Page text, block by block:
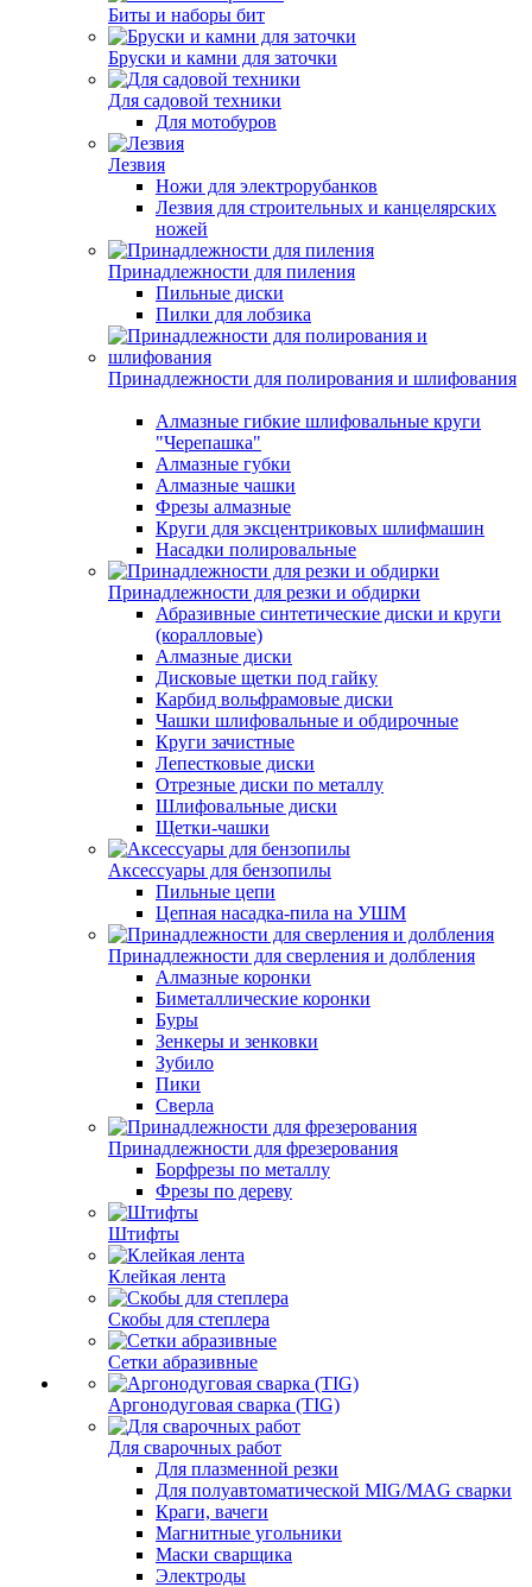
Биты и наборы бит
Бруски и камни для заточки
Для садовой техники
Для мотобуров
Лезвия
Ножи для электрорубанков
Лезвия для строительных и канцелярских
ножей
Принадлежности для пиления
Пильные диски
Пилки для лобзика
Принадлежности для полирования и шлифования
Алмазные гибкие шлифовальные круги
"Черепашка"
Алмазные губки
Алмазные чашки
Фрезы алмазные
Круги для эксцентриковых шлифмашин
Насадки полировальные
Принадлежности для резки и обдирки
Абразивные синтетические диски и круги
(коралловые)
Алмазные диски
Дисковые щетки под гайку
Карбид вольфрамовые диски
Чашки шлифовальные и обдирочные
Круги зачистные
Лепестковые диски
Отрезные диски по металлу
Шлифовальные диски
Щетки-чашки
Аксессуары для бензопилы
Пильные цепи
Цепная насадка-пила на УШМ
Принадлежности для сверления и долбления
Алмазные коронки
Биметаллические коронки
Буры
Зенкеры и зенковки
Зубило
Пики
Сверла
Принадлежности для фрезерования
Борфрезы по металлу
Фрезы по дереву
Штифты
Клейкая лента
Скобы для степлера
Сетки абразивные
Аргонодуговая сварка (TIG)
Для сварочных работ
Для плазменной резки
Для полуавтоматической MIG/MAG сварки
Краги, вачеги
Магнитные угольники
Маски сварщика
Электроды